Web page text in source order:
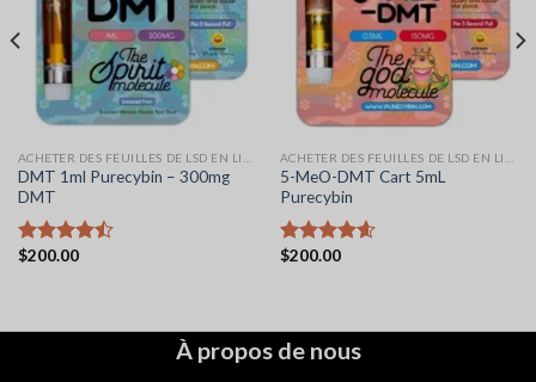
DMT 1ml Purecybin – 300mg
DMT
Note4.44
$200.00
5-MeO-DMT Cart 5mL
Purecybin
Note4.56
$200.00
À propos de nous